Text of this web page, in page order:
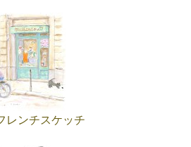
レンチスケッチ